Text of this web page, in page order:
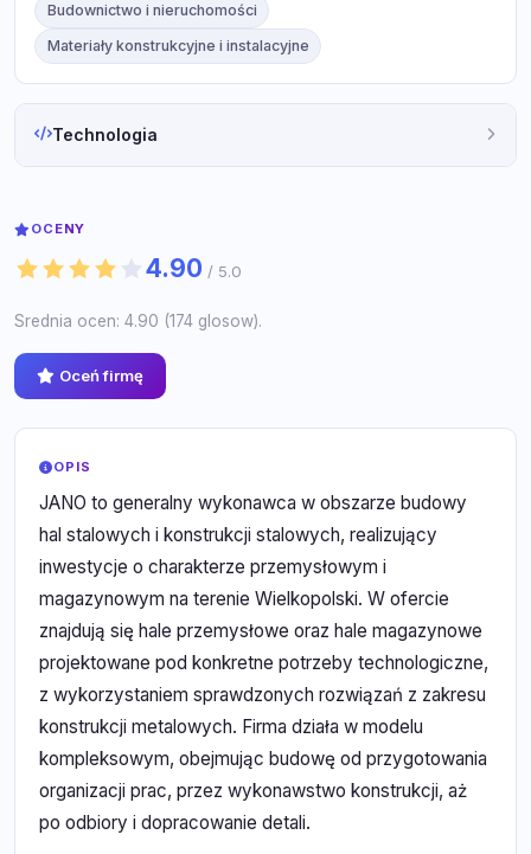
Budownictwo i nieruchomości
Materiały konstrukcyjne i instalacyjne
Technologia
OCENY
4.90 / 5.0
Srednia ocen: 4.90 (174 glosow).
Oceń firmę
OPIS
JANO to generalny wykonawca w obszarze budowy
hal stalowych i konstrukcji stalowych, realizujący
inwestycje o charakterze przemysłowym i
magazynowym na terenie Wielkopolski. W ofercie
znajdują się hale przemysłowe oraz hale magazynowe
projektowane pod konkretne potrzeby technologiczne,
z wykorzystaniem sprawdzonych rozwiązań z zakresu
konstrukcji metalowych. Firma działa w modelu
kompleksowym, obejmując budowę od przygotowania
organizacji prac, przez wykonawstwo konstrukcji, aż
po odbiory i dopracowanie detali.